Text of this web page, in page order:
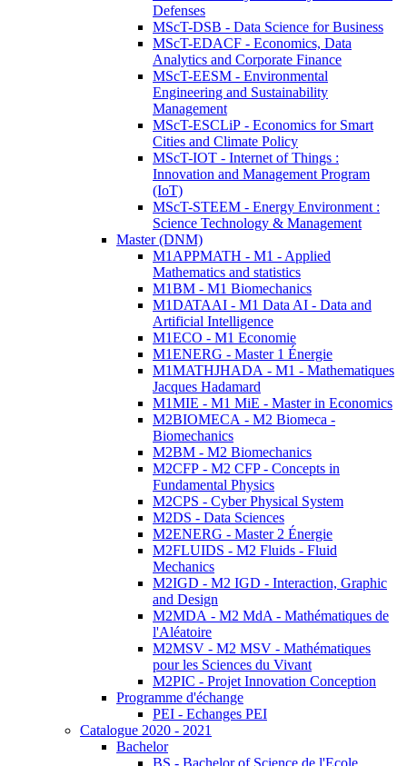
Defenses
MScT-DSB - Data Science for Business
MScT-EDACF - Economics, Data
Analytics and Corporate Finance
MScT-EESM - Environmental
Engineering and Sustainability
Management
MScT-ESCLiP - Economics for Smart
Cities and Climate Policy
MScT-IOT - Internet of Things :
Innovation and Management Program
(IoT)
MScT-STEEM - Energy Environment :
Science Technology & Management
Master (DNM)
M1APPMATH - M1 - Applied
Mathematics and statistics
M1BM - M1 Biomechanics
M1DATAAI - M1 Data AI - Data and
Artificial Intelligence
M1ECO - M1 Economie
M1ENERG - Master 1 Énergie
M1MATHJHADA - M1 - Mathematiques
Jacques Hadamard
M1MIE - M1 MiE - Master in Economics
M2BIOMECA - M2 Biomeca -
Biomechanics
M2BM - M2 Biomechanics
M2CFP - M2 CFP - Concepts in
Fundamental Physics
M2CPS - Cyber Physical System
M2DS - Data Sciences
M2ENERG - Master 2 Énergie
M2FLUIDS - M2 Fluids - Fluid
Mechanics
M2IGD - M2 IGD - Interaction, Graphic
and Design
M2MDA - M2 MdA - Mathématiques de
l'Aléatoire
M2MSV - M2 MSV - Mathématiques
pour les Sciences du Vivant
M2PIC - Projet Innovation Conception
Programme d'échange
PEI - Echanges PEI
Catalogue 2020 - 2021
Bachelor
BS - Bachelor of Science de l'Ecole